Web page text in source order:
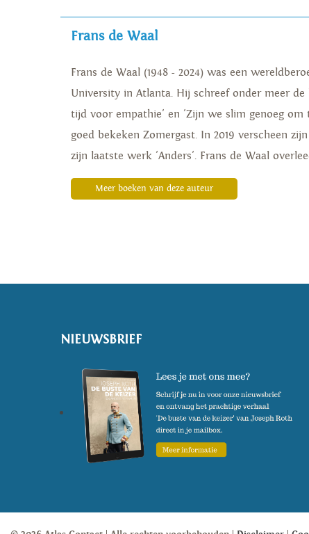
Frans de Waal
Frans de Waal (1948 - 2024) was een
University in Atlanta. Hij schreef onder meer
tijd voor empathie' en 'Zijn we slim genoeg om
goed bekeken Zomergast. In 2019 verscheen
zijn laatste werk 'Anders'. Frans de Waal
Meer boeken van deze auteur
NIEUWSBRIEF